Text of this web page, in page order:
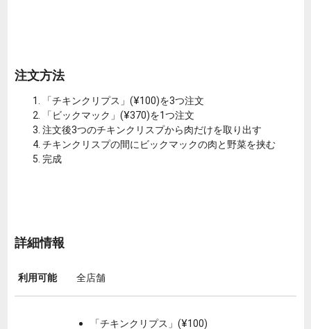
注文方法
「チキンクリプス」(¥100)を3つ注文
「ビックマック」(¥370)を1つ注文
注文後3つのチキンクリスプから肉だけを取り出す
チキンクリスプの間にビックマックの肉と野菜を挟む
完成
詳細情報
利用可能 全店舗
「チキンクリプス」(¥100)